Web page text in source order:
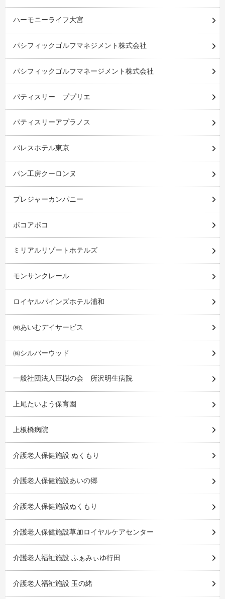
ハーモニーライフ大宮
パシフィックゴルフマネジメント株式会社
パシフィックゴルフマネージメント株式会社
パティスリー ププリエ
パティスリーアプラノス
パレスホテル東京
パン工房クーロンヌ
プレジャーカンパニー
ポコアポコ
ミリアルリゾートホテルズ
モンサンクレール
ロイヤルパインズホテル浦和
㈱あいむデイサービス
㈱シルバーウッド
一般社団法人巨樹の会 所沢明生病院
上尾たいよう保育園
上板橋病院
介護老人保健施設 ぬくもり
介護老人保健施設あいの郷
介護老人保健施設ぬくもり
介護老人保健施設草加ロイヤルケアセンター
介護老人福祉施設 ふぁみぃゆ行田
介護老人福祉施設 玉の緒